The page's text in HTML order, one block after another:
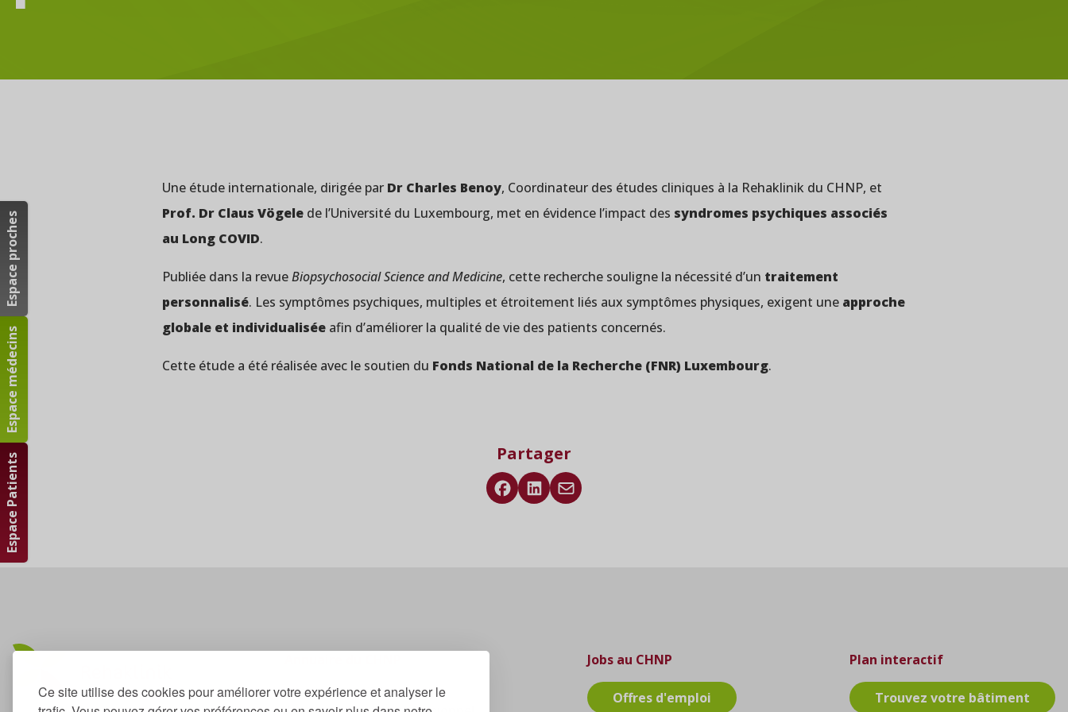
Ce site utilise des cookies pour améliorer votre expérience et analyser le
Une étude internationale, dirigée par Dr Charles Benoy, Coordinateur des études cliniques à la Rehaklinik du CHNP, et
Prof. Dr Claus Vögele de l’Université du Luxembourg, met en évidence l’impact des syndromes psychiques associés
au Long COVID.
Publiée dans la revueBiopsychosocial Science and Medicine, cette recherche souligne la nécessité d’un traitement
personnalisé. Les symptômes psychiques, multiples et étroitement liés aux symptômes physiques, exigent une approche
globale et individualisée afin d’améliorer la qualité de vie des patients concernés.
Cette étude a été réalisée avec le soutien du Fonds National de la Recherche (FNR) Luxembourg.
Partager
Espace Patients
Espace médecins
Espace proches
Trouvez un médecin
Jobs au CHNP
Offres d'emploi
Plan interactif
Trouvez votre bâtiment